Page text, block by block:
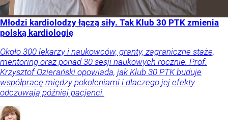
Młodzi kardiolodzy łączą siły. Tak Klub 30 PTK zmienia
polską kardiologię
Około 300 lekarzy i naukowców, granty, zagraniczne staże,
mentoring oraz ponad 30 sesji naukowych rocznie. Prof.
Krzysztof Ozierański opowiada, jak Klub 30 PTK buduje
współpracę między pokoleniami i dlaczego jej efekty
odczuwają później pacjenci.